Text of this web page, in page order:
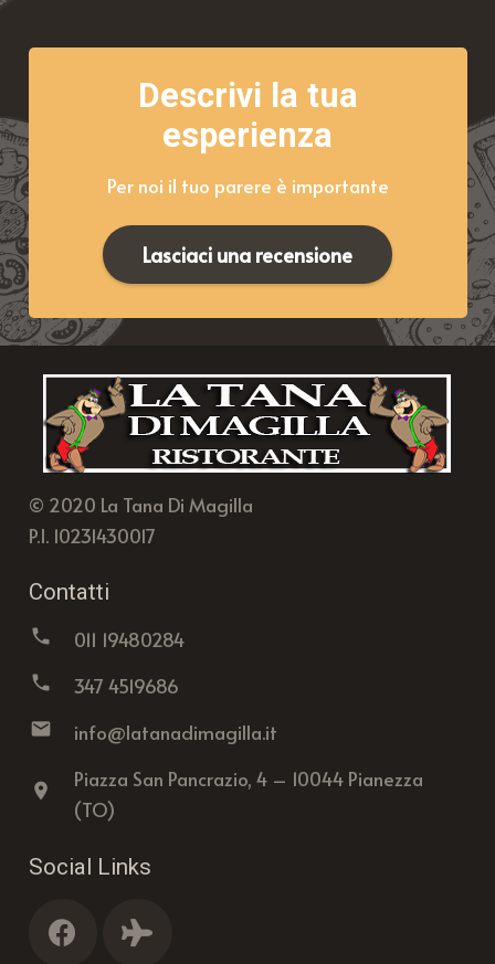
Descrivi la tua
esperienza
Per noi il tuo parere è importante
Lasciaci una recensione
© 2020 La Tana Di Magilla
P.I. 10231430017
Contatti
phone 011 19480284
phone 347 4519686
email info@latanadimagilla.it
location_on
Piazza San Pancrazio, 4 – 10044 Pianezza
(TO)
Social Links